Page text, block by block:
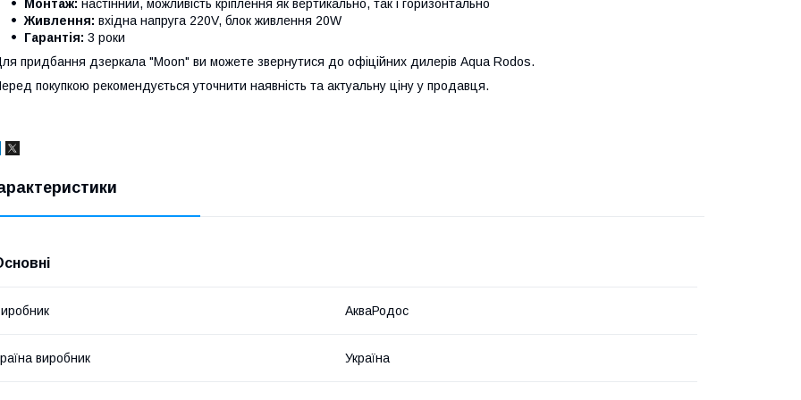
Монтаж: настінний, можливість кріплення як вертикально, так і горизонтально
Живлення: вхідна напруга 220V, блок живлення 20W
Гарантія: 3 роки
придбання дзеркала "Moon" ви можете звернутися до офіційних дилерів Aqua Rodos.
покупкою рекомендується уточнити наявність та актуальну ціну у продавця.
АкваРодос
виробник Україна